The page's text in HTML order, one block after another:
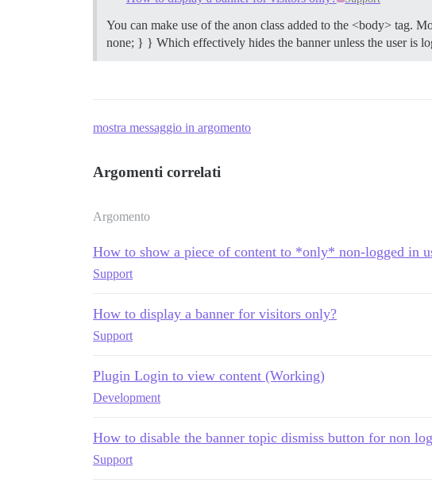
You can make use of the anon class added to the <body> tag.
none; } } Which effectively hides the banner unless the user is
mostra messaggio in argomento
Argomenti correlati
Argomento
How to show a piece of content to *only* non-logged in
Support
How to display a banner for visitors only?
Support
Plugin Login to view content (Working)
Development
How to disable the banner topic dismiss button for non
Support